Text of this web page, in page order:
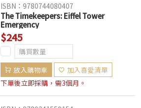
ISBN：9780744080407
The Timekeepers: Eiffel Tower
Emergency
$245
放入購物車
加入喜愛清單
下單後立即採購，需3個月。